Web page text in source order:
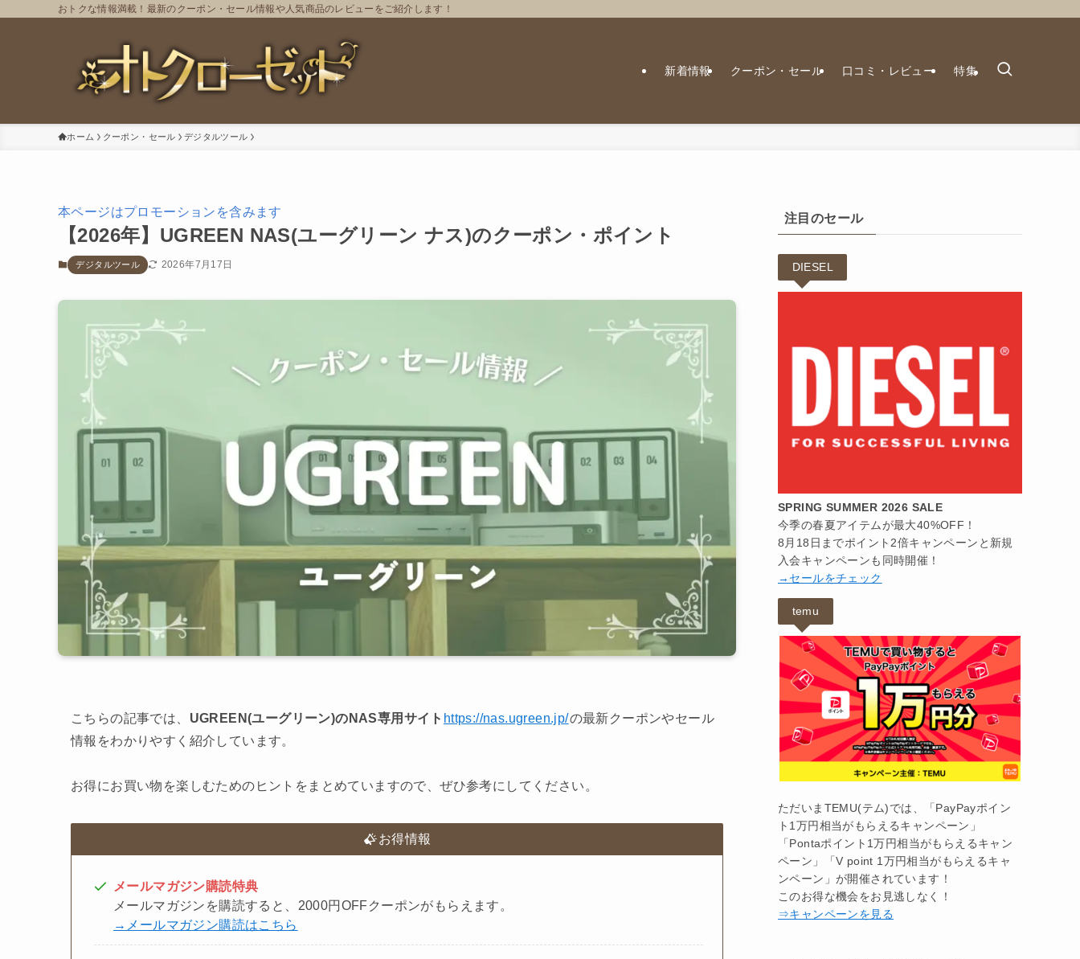
おトクな情報満載！最新のクーポン・セール情報や人気商品のレビューをご紹介します！
新着情報 クーポン・セール 口コミ・レビュー 特集
ホーム クーポン・セール デジタルツール
本ページはプロモーションを含みます
【2026年】UGREEN NAS(ユーグリーン ナス)のクーポン・ポイント
デジタルツール 2026年7月17日
こちらの記事では、 UGREEN(ユーグリーン)のNAS専用サイト https://nas.ugreen.jp/の最新クーポンやセール
情報をわかりやすく紹介しています。
お得にお買い物を楽しむためのヒントをまとめていますので、ぜひ参考にしてください。
お得情報
メールマガジン購読特典
メールマガジンを購読すると、2000円OFFクーポンがもらえます。
→メールマガジン購読はこちら
注目のセール
DIESEL
SPRING SUMMER 2026 SALE
今季の春夏アイテムが最大40%OFF！
8月18日までポイント2倍キャンペーンと新規
入会キャンペーンも同時開催！
→セールをチェック
temu
ただいまTEMU(テム)では、「PayPayポイン
ト1万円相当がもらえるキャンペーン」
「Pontaポイント1万円相当がもらえるキャン
ペーン」「V point 1万円相当がもらえるキャ
ンペーン」が開催されています！
このお得な機会をお見逃しなく！
⇒キャンペーンを見る